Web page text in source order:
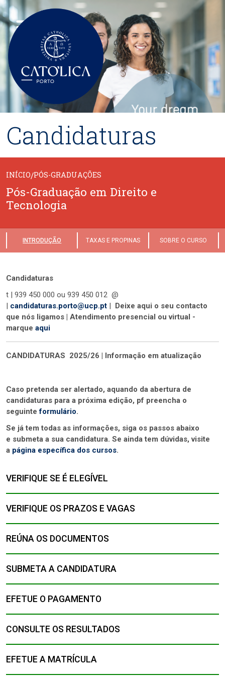
Passar para o conteúdo principal
Candidaturas
INÍCIO/PÓS-GRADUAÇÕES
Pós-Graduação em Direito e
Tecnologia
INTRODUÇÃO TAXAS E PROPINAS SOBRE O CURSO
Candidaturas
t | 939 450 000 ou 939 450 012 @
| candidaturas.porto@ucp.pt | Deixe aqui o seu contacto
que nós ligamos | Atendimento presencial ou virtual -
marque aqui
CANDIDATURAS 2025/26 | Informação em atualização
Caso pretenda ser alertado, aquando da abertura de
candidaturas para a próxima edição, pf preencha o
seguinteformulário.
Se já tem todas as informações, siga os passos abaixo
e submeta a sua candidatura. Se ainda tem dúvidas, visite
a página específica dos cursos.
VERIFIQUE SE É ELEGÍVEL
VERIFIQUE OS PRAZOS E VAGAS
REÚNA OS DOCUMENTOS
SUBMETA A CANDIDATURA
EFETUE O PAGAMENTO
CONSULTE OS RESULTADOS
EFETUE A MATRÍCULA